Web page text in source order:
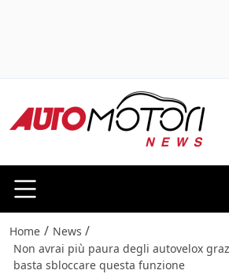
Home / News /
Non avrai più paura degli autovelox
basta sbloccare questa funzione